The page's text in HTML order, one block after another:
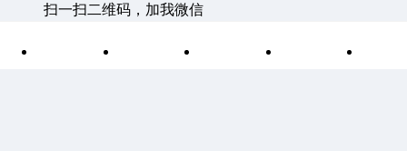
扫一扫二维码，加我微信